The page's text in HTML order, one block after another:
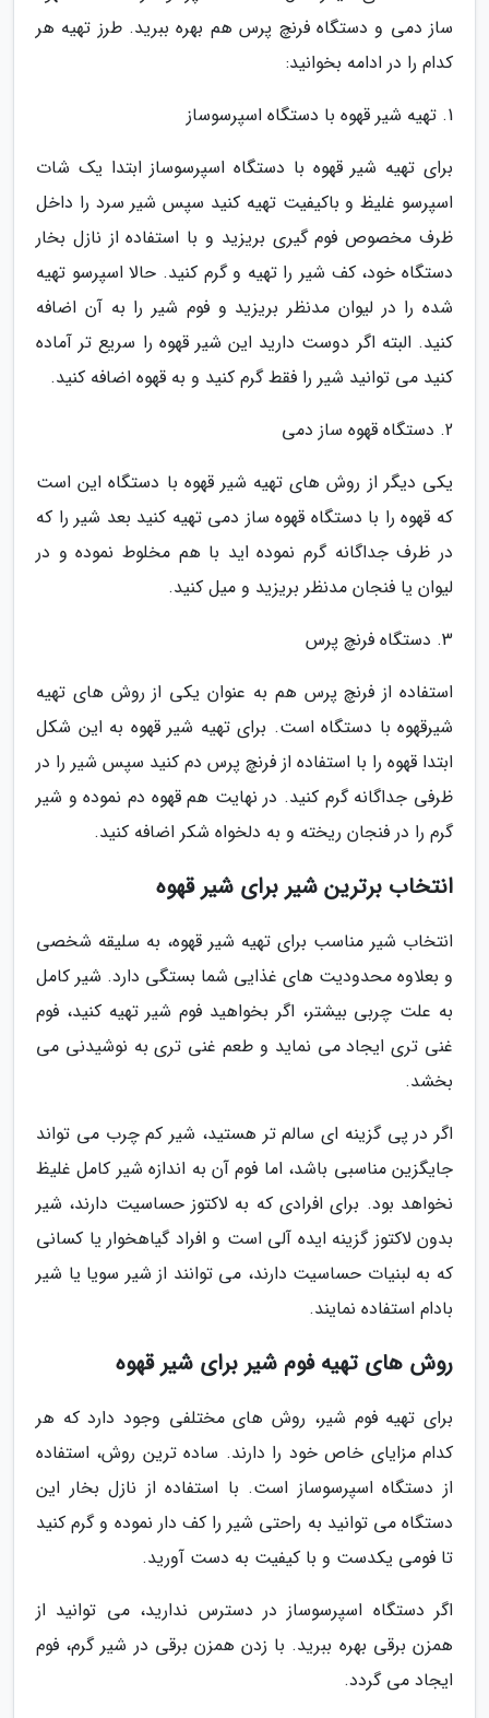
ساز دمی و دستگاه فرنچ پرس هم بهره ببرید. طرز تهیه هر
کدام را در ادامه بخوانید:
1. تهیه شیر قهوه با دستگاه اسپرسوساز
برای تهیه شیر قهوه با دستگاه اسپرسوساز ابتدا یک شات
اسپرسو غلیظ و باکیفیت تهیه کنید سپس شیر سرد را داخل
ظرف مخصوص فوم گیری بریزید و با استفاده از نازل بخار
دستگاه خود، کف شیر را تهیه و گرم کنید. حالا اسپرسو تهیه
شده را در لیوان مدنظر بریزید و فوم شیر را به آن اضافه
کنید. البته اگر دوست دارید این شیر قهوه را سریع تر آماده
کنید می توانید شیر را فقط گرم کنید و به قهوه اضافه کنید.
2. دستگاه قهوه ساز دمی
یکی دیگر از روش های تهیه شیر قهوه با دستگاه این است
که قهوه را با دستگاه قهوه ساز دمی تهیه کنید بعد شیر را که
در ظرف جداگانه گرم نموده اید با هم مخلوط نموده و در
لیوان یا فنجان مدنظر بریزید و میل کنید.
3. دستگاه فرنچ پرس
استفاده از فرنچ پرس هم به عنوان یکی از روش های تهیه
شیرقهوه با دستگاه است. برای تهیه شیر قهوه به این شکل
ابتدا قهوه را با استفاده از فرنچ پرس دم کنید سپس شیر را در
ظرفی جداگانه گرم کنید. در نهایت هم قهوه دم نموده و شیر
گرم را در فنجان ریخته و به دلخواه شکر اضافه کنید.
انتخاب برترین شیر برای شیر قهوه
انتخاب شیر مناسب برای تهیه شیر قهوه، به سلیقه شخصی
و بعلاوه محدودیت های غذایی شما بستگی دارد. شیر کامل
به علت چربی بیشتر، اگر بخواهید فوم شیر تهیه کنید، فوم
غنی تری ایجاد می نماید و طعم غنی تری به نوشیدنی می
بخشد.
اگر در پی گزینه ای سالم تر هستید، شیر کم چرب می تواند
جایگزین مناسبی باشد، اما فوم آن به اندازه شیر کامل غلیظ
نخواهد بود. برای افرادی که به لاکتوز حساسیت دارند، شیر
بدون لاکتوز گزینه ایده آلی است و افراد گیاهخوار یا کسانی
که به لبنیات حساسیت دارند، می توانند از شیر سویا یا شیر
بادام استفاده نمایند.
روش های تهیه فوم شیر برای شیر قهوه
برای تهیه فوم شیر، روش های مختلفی وجود دارد که هر
کدام مزایای خاص خود را دارند. ساده ترین روش، استفاده
از دستگاه اسپرسوساز است. با استفاده از نازل بخار این
دستگاه می توانید به راحتی شیر را کف دار نموده و گرم کنید
تا فومی یکدست و با کیفیت به دست آورید.
اگر دستگاه اسپرسوساز در دسترس ندارید، می توانید از
همزن برقی بهره ببرید. با زدن همزن برقی در شیر گرم، فوم
ایجاد می گردد.